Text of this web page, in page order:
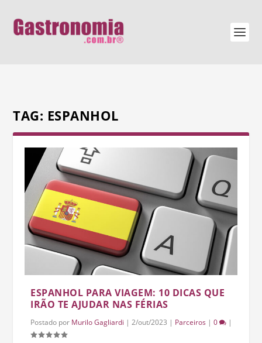
TAG: ESPANHOL
ESPANHOL PARA VIAGEM: 10 DICAS QUE
IRÃO TE AJUDAR NAS FÉRIAS
Postado por Murilo Gagliardi |2/out/2023 | Parceiros |0 |